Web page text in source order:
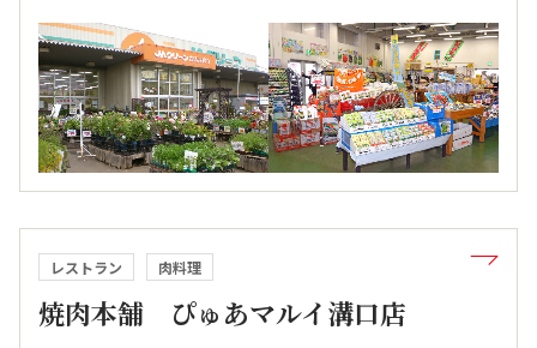
レストラン 肉料理
焼肉本舗 ぴゅあマルイ溝口店